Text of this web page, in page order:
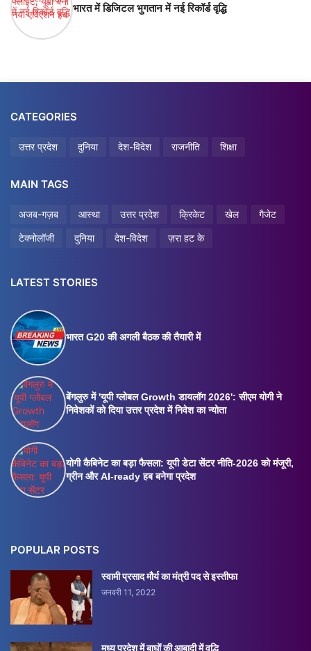
भारत में डिजिटल भुगतान में नई रिकॉर्ड वृद्धि
CATEGORIES
उत्तर प्रदेश दुनिया देश-विदेश राजनीति शिक्षा
MAIN TAGS
अजब-गज़ब आस्था उत्तर प्रदेश क्रिकेट खेल
गैजेट
टेक्नोलॉजी
दुनिया देश-विदेश ज़रा हट के
LATEST STORIES
भारत G20 की अगली बैठक की तैयारी में
बेंगलुरु में 'यूपी ग्लोबल Growth डायलॉग 2026': सीएम योगी ने
निवेशकों को दिया उत्तर प्रदेश में निवेश का न्योता
योगी कैबिनेट का बड़ा फैसला: यूपी डेटा सेंटर नीति-2026 को मंजूरी,
ग्रीन और AI-ready हब बनेगा प्रदेश
POPULAR POSTS
स्वामी प्रसाद मौर्य का मंत्री पद से इस्तीफा
जनवरी 11, 2022
मध्य प्रदेश में बाघों की आबादी में वृद्धि